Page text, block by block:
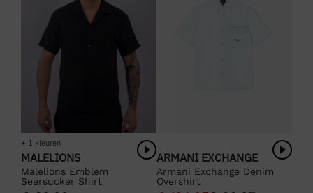
+ 1 kleuren
MALELIONS
Malelions Emblem
Seersucker Shirt
ARMANI EXCHANGE
Armani Exchange Denim
Overshirt